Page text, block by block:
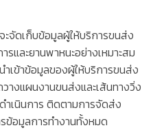
ดเก็บข้อมูลผู้ให้บริการขนส่ง
รและยานพาหนะอย่างเหมาะสม
เข้าข้อมูลของผู้ให้บริการขนส่ง
วางแผนงานขนส่งและเส้นทางวิ่ง
ำเนินการ ติดตามการจัดส่ง
ข้อมูลการทำงานทั้งหมด